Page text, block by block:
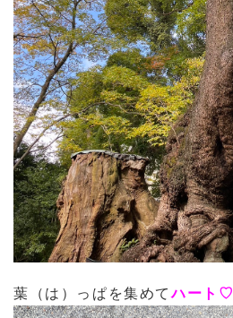
葉（は）っぱを集めてハート♡